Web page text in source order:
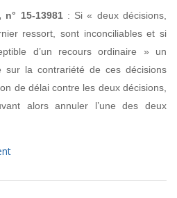
15-13981: Si « deux décisions,
ressort, sont inconciliables et si
d’un recours ordinaire » un
sur la contrariété de ces décisions
de délai contre les deux décisions,
alors annuler l’une des deux